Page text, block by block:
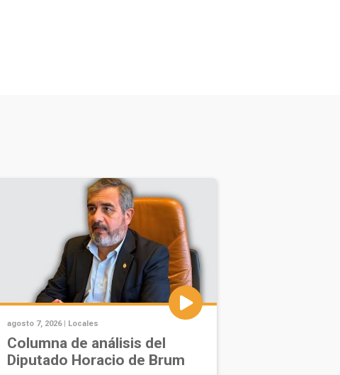
agosto 7, 2026 | Locales
Columna de análisis del
Diputado Horacio de Brum